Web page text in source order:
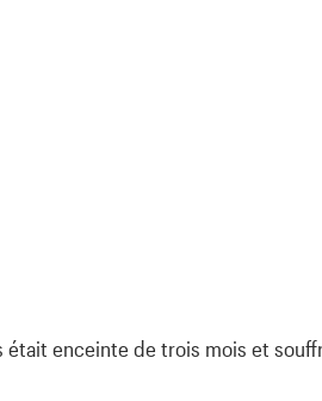
était enceinte de trois mois et